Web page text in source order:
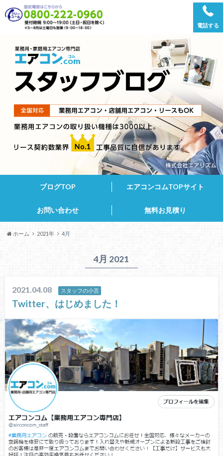
電話する
ブログTOP エアコンコムTOPサイト
お問い合わせ 無料お見積り
ホーム 2021年 4月
4月 2021
2021.04.08 スタッフの小言
Twitter、はじめました！